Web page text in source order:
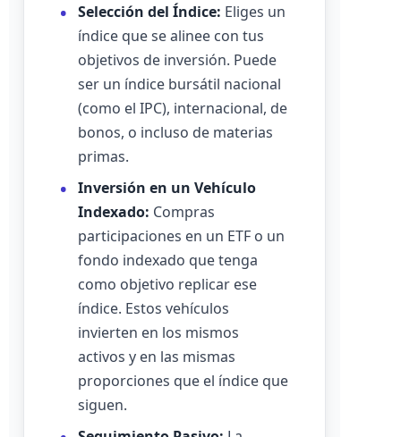
Selección del Índice: Eliges un
índice que se alinee con tus
objetivos de inversión. Puede
ser un índice bursátil nacional
(como el IPC), internacional, de
bonos, o incluso de materias
primas.
Inversión en un Vehículo
Indexado: Compras
participaciones en un ETF o un
fondo indexado que tenga
como objetivo replicar ese
índice. Estos vehículos
invierten en los mismos
activos y en las mismas
proporciones que el índice que
siguen.